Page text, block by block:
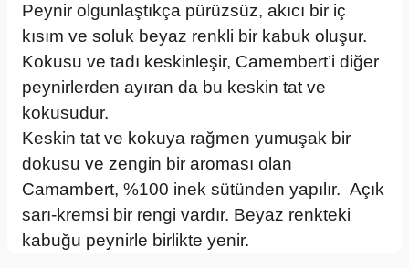
Peynir olgunlaştıkça pürüzsüz, akıcı bir iç
kısım ve soluk beyaz renkli bir kabuk oluşur.
Kokusu ve tadı keskinleşir, Camembert’i diğer
peynirlerden ayıran da bu keskin tat ve
kokusudur.
Keskin tat ve kokuya rağmen yumuşak bir
dokusu ve zengin bir aroması olan
Camambert, %100 inek sütünden yapılır. Açık
sarı-kremsi bir rengi vardır. Beyaz renkteki
kabuğu peynirle birlikte yenir.